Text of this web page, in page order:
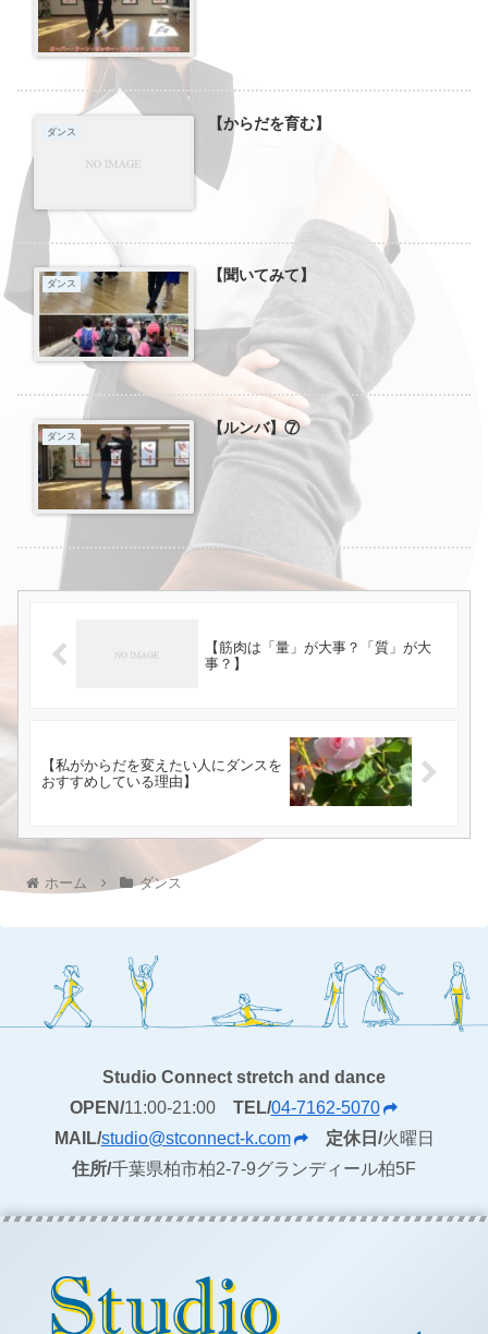
ダンス 【からだを育む】
ダンス 【聞いてみて】
ダンス 【ルンバ】⑦
【筋肉は「量」が大事？「質」が大
事？】
【私がからだを変えたい人にダンスを
おすすめしている理由】
ホーム ダンス
Studio Connect stretch and dance
OPEN/11:00-21:00 TEL/04-7162-5070
MAIL/studio@stconnect-k.com 定休日/火曜日
住所/千葉県柏市柏2-7-9グランディール柏5F